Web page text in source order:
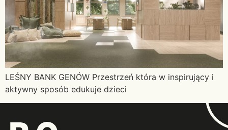
LEŚNY BANK GENÓW Przestrzeń która w inspirujący i
aktywny sposób edukuje dzieci